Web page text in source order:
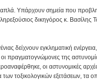
απλά. Υπάρχουν σημεία που
δικηγόρος κ. Βασίλης
δείχνουν εγκληματική
πραγματογνώμονες της
οι αστυνομικές
τοξικολογικών εξετάσεων, τα